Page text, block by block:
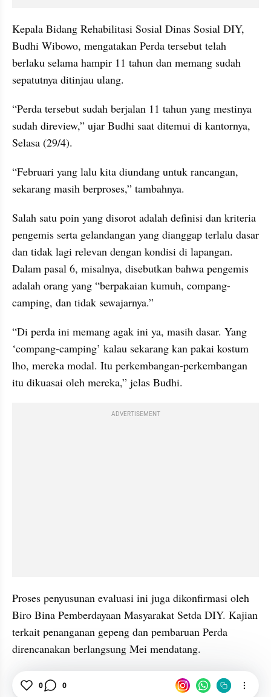
Kepala Bidang Rehabilitasi Sosial Dinas Sosial DIY,
Budhi Wibowo, mengatakan Perda tersebut telah
berlaku selama hampir 11 tahun dan memang sudah
sepatutnya ditinjau ulang.
“Perda tersebut sudah berjalan 11 tahun yang mestinya
sudah direview,” ujar Budhi saat ditemui di kantornya,
Selasa (29/4).
“Februari yang lalu kita diundang untuk rancangan,
sekarang masih berproses,” tambahnya.
Salah satu poin yang disorot adalah definisi dan kriteria
pengemis serta gelandangan yang dianggap terlalu dasar
dan tidak lagi relevan dengan kondisi di lapangan.
Dalam pasal 6, misalnya, disebutkan bahwa pengemis
adalah orang yang “berpakaian kumuh, compang-
camping, dan tidak sewajarnya.”
“Di perda ini memang agak ini ya, masih dasar. Yang
‘compang-camping’ kalau sekarang kan pakai kostum
lho, mereka modal. Itu perkembangan-perkembangan
itu dikuasai oleh mereka,” jelas Budhi.
ADVERTISEMENT
Proses penyusunan evaluasi ini juga dikonfirmasi oleh
Biro Bina Pemberdayaan Masyarakat Setda DIY. Kajian
terkait penanganan gepeng dan pembaruan Perda
direncanakan berlangsung Mei mendatang.
Dinsos Aturan
Pemda DIY
0 0